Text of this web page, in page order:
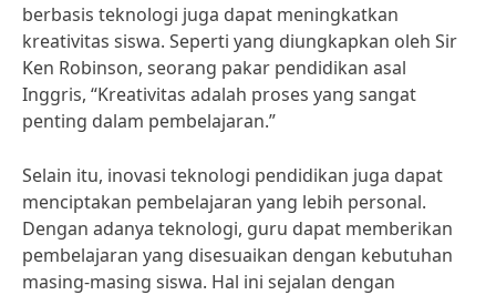
berbasis teknologi juga dapat meningkatkan
kreativitas siswa. Seperti yang diungkapkan oleh Sir
Ken Robinson, seorang pakar pendidikan asal
Inggris, “Kreativitas adalah proses yang sangat
penting dalam pembelajaran.”
Selain itu, inovasi teknologi pendidikan juga dapat
menciptakan pembelajaran yang lebih personal.
Dengan adanya teknologi, guru dapat memberikan
pembelajaran yang disesuaikan dengan kebutuhan
masing-masing siswa. Hal ini sejalan dengan